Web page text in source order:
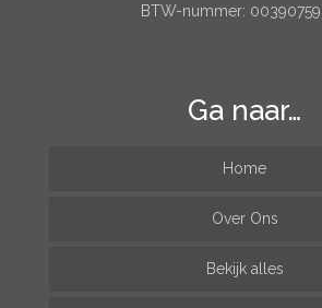
BTW-nummer:
Ga naar…
Home
Over Ons
Bekijk alles